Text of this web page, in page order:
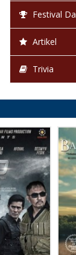
Festival
Artikel
Trivia